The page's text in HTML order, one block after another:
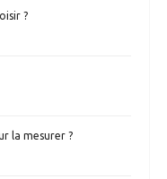
?
la mesurer ?